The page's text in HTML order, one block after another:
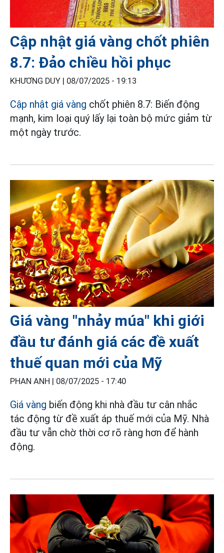
Cập nhật giá vàng chốt phiên
8.7: Đảo chiều hồi phục
KHƯƠNG DUY | 08/07/2025 - 19:13
Cập nhật giá vàng chốt phiên 8.7: Biến động
mạnh, kim loại quý lấy lại toàn bộ mức giảm từ
một ngày trước.
Giá vàng "nhảy múa" khi giới
đầu tư đánh giá các đề xuất
thuế quan mới của Mỹ
PHAN ANH | 08/07/2025 - 17:40
Giá vàng biến động khi nhà đầu tư cân nhắc
tác động từ đề xuất áp thuế mới của Mỹ. Nhà
đầu tư vẫn chờ thời cơ rõ ràng hơn để hành
động.